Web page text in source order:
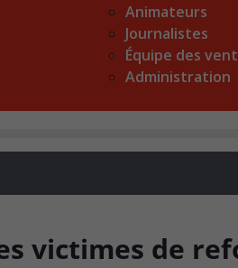
Animateurs
Journalistes
Équipe des
Administration
victimes de